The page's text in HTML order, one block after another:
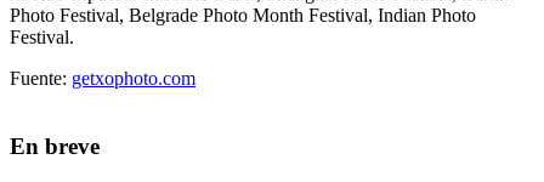
Photo Festival, Belgrade Photo Month Festival, Indian Photo
Festival.
Fuente: getxophoto.com
En breve